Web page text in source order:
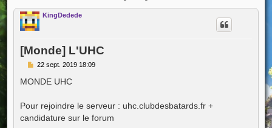
KingDedede
[Monde] L'UHC
M
s
g
e
22 sept. 2019 18:09
MONDE UHC
Pour rejoindre le serveur : uhc.clubdesbatards.fr +
candidature sur le forum